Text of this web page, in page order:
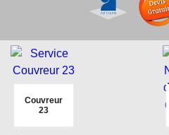
Couvreur
23